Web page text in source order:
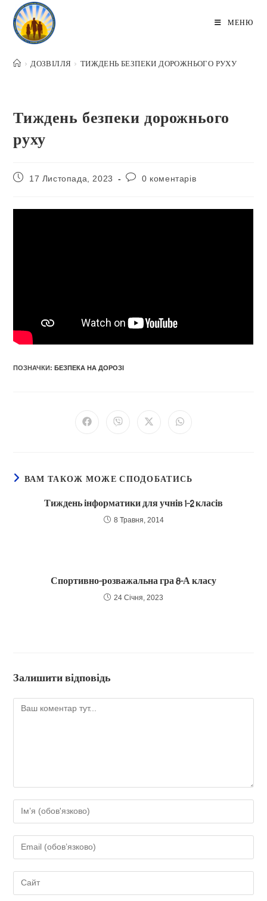
Перейти
вмісту
МЕНЮ
> ДОЗВІЛЛЯ > ТИЖДЕНЬ БЕЗПЕКИ ДОРОЖНЬОГО РУХУ
Тиждень безпеки дорожнього
руху
Запис17 Листопада, 2023
Коментарі
0 коментарів
ПОЗНАЧКИ:БЕЗПЕКА НА ДОРОЗІ
ВідкритиВідкритиВідкритиВідкрити
ВАМ ТАКОЖ МОЖЕ СПОДОБАТИСЬ
Тиждень інформатики для учнів 1-2 класів
8 Травня, 2014
Спортивно-розважальна гра 8-А класу
24 Січня, 2023
Залишити відповідь
Коментар
Введіть
своє
ім'я
або
користувача,
щоб
Введіть
свою
електронну
адресу,
Введіть
URL-